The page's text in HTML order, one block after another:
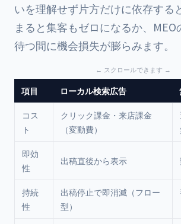
いを理解せず片方だけに依存する
まると集客もゼロになるか、MEO
待つ間に機会損失が膨らみます。
項目 ローカル検索広告
コス
ト
クリック課金・来店課金
（変動費）
即効
性
出稿直後から表示
持続
性
出稿停止で即消滅（フロー
型）